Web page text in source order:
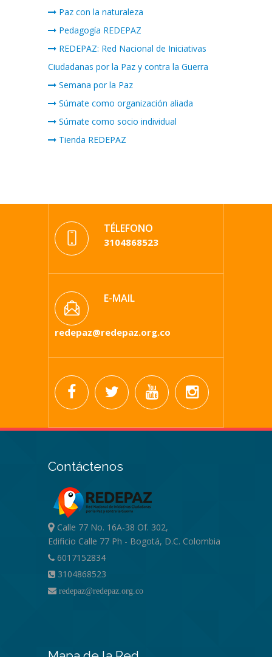
Paz con la naturaleza
Pedagogía REDEPAZ
REDEPAZ: Red Nacional de Iniciativas
Ciudadanas por la Paz y contra la Guerra
Semana por la Paz
Súmate como organización aliada
Súmate como socio individual
Tienda REDEPAZ
TÉLEFONO
3104868523
E-MAIL
redepaz@redepaz.org.co
Contáctenos
Calle 77 No. 16A-38 Of. 302,
Edificio Calle 77 Ph - Bogotá, D.C. Colombia
6017152834
3104868523
redepaz@redepaz.org.co